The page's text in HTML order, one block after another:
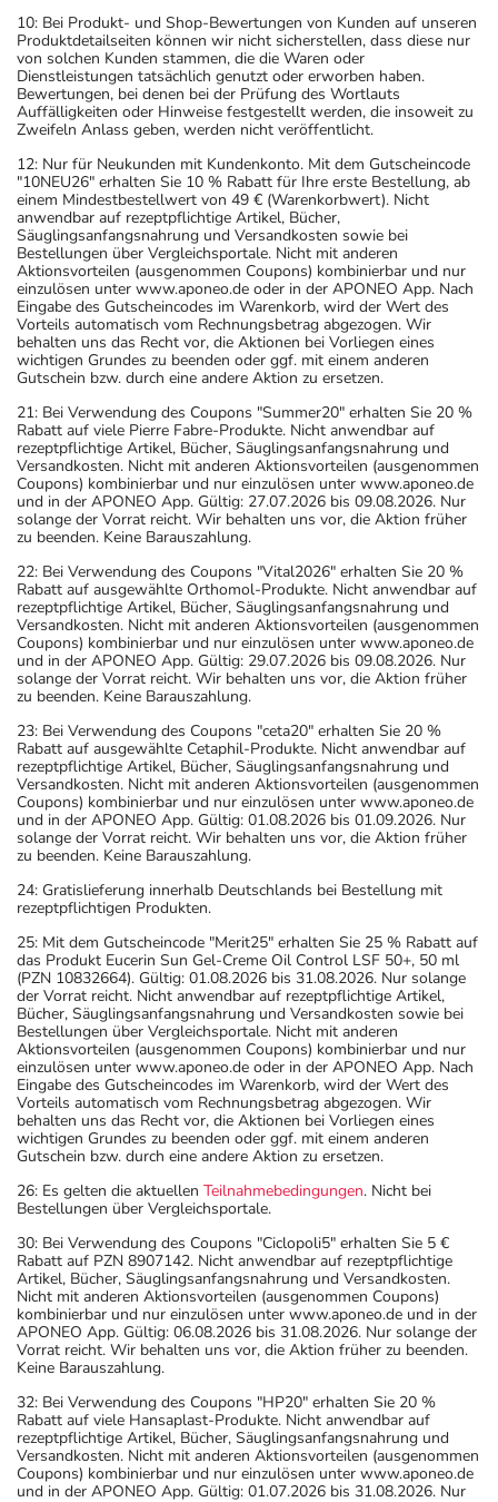
10: Bei Produkt- und Shop-Bewertungen von Kunden auf unseren
Produktdetailseiten können wir nicht sicherstellen, dass diese nur
von solchen Kunden stammen, die die Waren oder
Dienstleistungen tatsächlich genutzt oder erworben haben.
Bewertungen, bei denen bei der Prüfung des Wortlauts
Auffälligkeiten oder Hinweise festgestellt werden, die insoweit zu
Zweifeln Anlass geben, werden nicht veröffentlicht.
12: Nur für Neukunden mit Kundenkonto. Mit dem Gutscheincode
"10NEU26" erhalten Sie 10 % Rabatt für Ihre erste Bestellung, ab
einem Mindestbestellwert von 49 € (Warenkorbwert). Nicht
anwendbar auf rezeptpflichtige Artikel, Bücher,
Säuglingsanfangsnahrung und Versandkosten sowie bei
Bestellungen über Vergleichsportale. Nicht mit anderen
Aktionsvorteilen (ausgenommen Coupons) kombinierbar und nur
einzulösen unter www.aponeo.de oder in der APONEO App. Nach
Eingabe des Gutscheincodes im Warenkorb, wird der Wert des
Vorteils automatisch vom Rechnungsbetrag abgezogen. Wir
behalten uns das Recht vor, die Aktionen bei Vorliegen eines
wichtigen Grundes zu beenden oder ggf. mit einem anderen
Gutschein bzw. durch eine andere Aktion zu ersetzen.
21: Bei Verwendung des Coupons "Summer20" erhalten Sie 20 %
Rabatt auf viele Pierre Fabre-Produkte. Nicht anwendbar auf
rezeptpflichtige Artikel, Bücher, Säuglingsanfangsnahrung und
Versandkosten. Nicht mit anderen Aktionsvorteilen (ausgenommen
Coupons) kombinierbar und nur einzulösen unter www.aponeo.de
und in der APONEO App. Gültig: 27.07.2026 bis 09.08.2026. Nur
solange der Vorrat reicht. Wir behalten uns vor, die Aktion früher
zu beenden. Keine Barauszahlung.
22: Bei Verwendung des Coupons "Vital2026" erhalten Sie 20 %
Rabatt auf ausgewählte Orthomol-Produkte. Nicht anwendbar auf
rezeptpflichtige Artikel, Bücher, Säuglingsanfangsnahrung und
Versandkosten. Nicht mit anderen Aktionsvorteilen (ausgenommen
Coupons) kombinierbar und nur einzulösen unter www.aponeo.de
und in der APONEO App. Gültig: 29.07.2026 bis 09.08.2026. Nur
solange der Vorrat reicht. Wir behalten uns vor, die Aktion früher
zu beenden. Keine Barauszahlung.
23: Bei Verwendung des Coupons "ceta20" erhalten Sie 20 %
Rabatt auf ausgewählte Cetaphil-Produkte. Nicht anwendbar auf
rezeptpflichtige Artikel, Bücher, Säuglingsanfangsnahrung und
Versandkosten. Nicht mit anderen Aktionsvorteilen (ausgenommen
Coupons) kombinierbar und nur einzulösen unter www.aponeo.de
und in der APONEO App. Gültig: 01.08.2026 bis 01.09.2026. Nur
solange der Vorrat reicht. Wir behalten uns vor, die Aktion früher
zu beenden. Keine Barauszahlung.
24: Gratislieferung innerhalb Deutschlands bei Bestellung mit
rezeptpflichtigen Produkten.
25: Mit dem Gutscheincode "Merit25" erhalten Sie 25 % Rabatt auf
das Produkt Eucerin Sun Gel-Creme Oil Control LSF 50+, 50 ml
(PZN 10832664). Gültig: 01.08.2026 bis 31.08.2026. Nur solange
der Vorrat reicht. Nicht anwendbar auf rezeptpflichtige Artikel,
Bücher, Säuglingsanfangsnahrung und Versandkosten sowie bei
Bestellungen über Vergleichsportale. Nicht mit anderen
Aktionsvorteilen (ausgenommen Coupons) kombinierbar und nur
einzulösen unter www.aponeo.de oder in der APONEO App. Nach
Eingabe des Gutscheincodes im Warenkorb, wird der Wert des
Vorteils automatisch vom Rechnungsbetrag abgezogen. Wir
behalten uns das Recht vor, die Aktionen bei Vorliegen eines
wichtigen Grundes zu beenden oder ggf. mit einem anderen
Gutschein bzw. durch eine andere Aktion zu ersetzen.
26: Es gelten die aktuellen Teilnahmebedingungen. Nicht bei
Bestellungen über Vergleichsportale.
30: Bei Verwendung des Coupons "Ciclopoli5" erhalten Sie 5 €
Rabatt auf PZN 8907142. Nicht anwendbar auf rezeptpflichtige
Artikel, Bücher, Säuglingsanfangsnahrung und Versandkosten.
Nicht mit anderen Aktionsvorteilen (ausgenommen Coupons)
kombinierbar und nur einzulösen unter www.aponeo.de und in der
APONEO App. Gültig: 06.08.2026 bis 31.08.2026. Nur solange der
Vorrat reicht. Wir behalten uns vor, die Aktion früher zu beenden.
Keine Barauszahlung.
32: Bei Verwendung des Coupons "HP20" erhalten Sie 20 %
Rabatt auf viele Hansaplast-Produkte. Nicht anwendbar auf
rezeptpflichtige Artikel, Bücher, Säuglingsanfangsnahrung und
Versandkosten. Nicht mit anderen Aktionsvorteilen (ausgenommen
Coupons) kombinierbar und nur einzulösen unter www.aponeo.de
und in der APONEO App. Gültig: 01.07.2026 bis 31.08.2026. Nur